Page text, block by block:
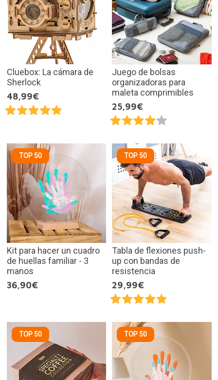
Cluebox: La cámara de
Sherlock
48,99€
Juego de bolsas
organizadoras para
maleta comprimibles
25,99€
TOP 50
Kit para hacer un cuadro
de huellas familiar - 3
manos
36,90€
TOP 50
Tabla de flexiones push-
up con bandas de
resistencia
29,99€
TOP 50 TOP 50